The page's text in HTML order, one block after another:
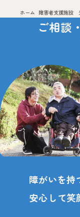
ホーム 障害者支援施設
ご相談
障がいを持
安心して笑